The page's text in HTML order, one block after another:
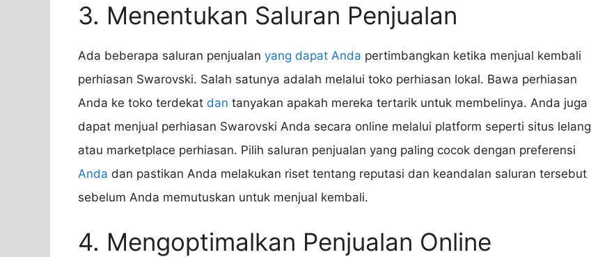
3. Menentukan Saluran Penjualan
Ada beberapa saluran penjualan yang dapat Anda pertimbangkan ketika menjual kembali
perhiasan Swarovski. Salah satunya adalah melalui toko perhiasan lokal. Bawa perhiasan
Anda ke toko terdekat dan tanyakan apakah mereka tertarik untuk membelinya. Anda juga
dapat menjual perhiasan Swarovski Anda secara online melalui platform seperti situs lelang
atau marketplace perhiasan. Pilih saluran penjualan yang paling cocok dengan preferensi
Anda dan pastikan Anda melakukan riset tentang reputasi dan keandalan saluran tersebut
sebelum Anda memutuskan untuk menjual kembali.
4. Mengoptimalkan Penjualan Online